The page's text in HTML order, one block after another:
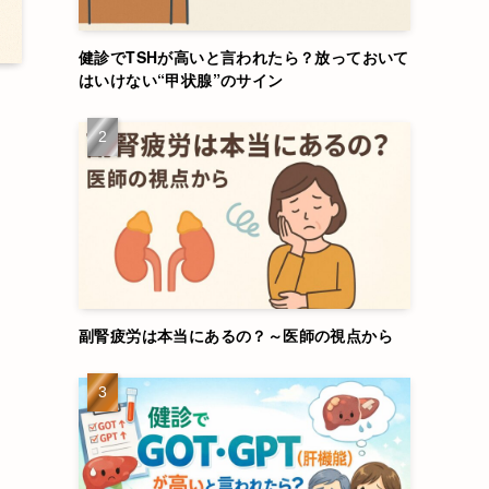
健診でTSHが高いと言われたら？放っておいて
はいけない“甲状腺”のサイン
副腎疲労は本当にあるの？～医師の視点から